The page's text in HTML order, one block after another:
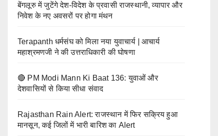
बेंगलूरु में जुटेंगे देश-विदेश के प्रवासी राजस्थानी, व्यापार और
निवेश के नए अवसरों पर होगा मंथन
Terapanth धर्मसंघ को मिला नया युवाचार्य | आचार्य
महाश्रमणजी ने की उत्तराधिकारी की घोषणा
🔴 PM Modi Mann Ki Baat 136: युवाओं और
देशवासियों से किया सीधा संवाद
Rajasthan Rain Alert: राजस्थान में फिर सक्रिय हुआ
मानसून, कई जिलों में भारी बारिश का Alert